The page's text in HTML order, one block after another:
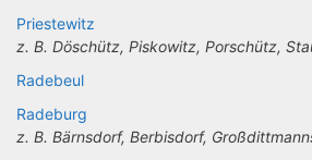
Priestewitz
z. B. Döschütz, Piskowitz, Porschütz,
Radebeul
Radeburg
z. B. Bärnsdorf, Berbisdorf,